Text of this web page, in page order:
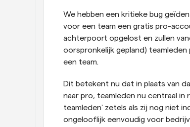
We hebben een kritieke bug
voor een team een gratis pro-
achterpoort opgelost en zullen
oorspronkelijk gepland)
een team.
Dit betekent nu dat in plaats van
naar pro, teamleden nu centraal in
teamleden' zetels als zij nog niet
ongelooflijk eenvoudig voor